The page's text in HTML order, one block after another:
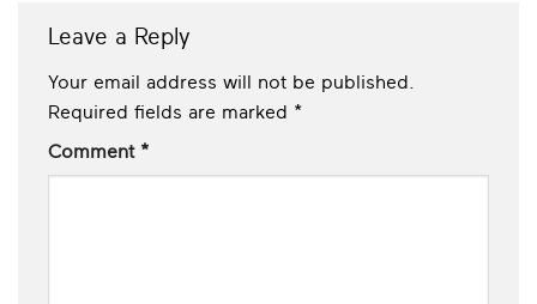
Leave a Reply
Your email address will not be published.
Required fields are marked *
Comment *